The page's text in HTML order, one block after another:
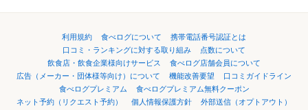
利用規約 食べログについて
携帯電話番号認証とは
口コミ・ランキングに対する取り組み
点数について
飲食店・飲食企業様向けサービス
食べログ店舗会員について
広告（メーカー・団体様等向け）について
機能改善要望
口コミガイドライン
食べログプレミアム
食べログプレミアム無料クーポン
ネット予約（リクエスト予約）
個人情報保護方針
外部送信（オプトアウト）